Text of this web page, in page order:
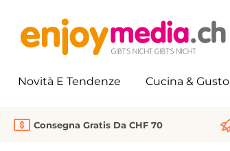
Novità E Tendenze Cucina & Gusto
Consegna Gratis Da CHF 70